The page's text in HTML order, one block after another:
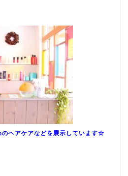
のヘアケアなどを展示しています☆